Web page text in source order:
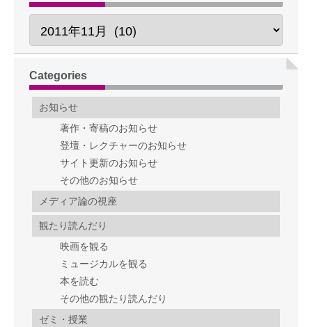
Categories
お知らせ
著作・寄稿のお知らせ
登壇・レクチャーのお知らせ
サイト更新のお知らせ
その他のお知らせ
メディア論の視座
観たり読んだり
映画を観る
ミュージカルを観る
本を読む
その他の観たり読んだり
ゼミ・授業